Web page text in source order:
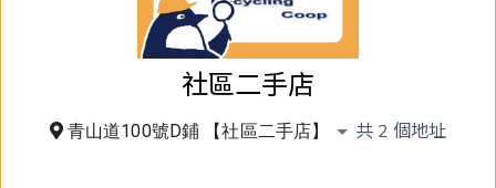
社區二手店
青山道100號D鋪 【社區二手店】 共 2 個地址